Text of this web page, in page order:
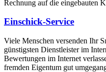
Rechnung auf die eingebauten
Einschick-Service
Viele Menschen versenden Ihr
günstigsten Dienstleister im
Bewertungen im Internet
fremden Eigentum gut